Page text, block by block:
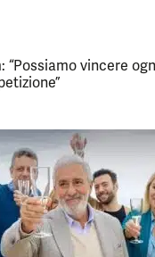
“Possiamo vincere